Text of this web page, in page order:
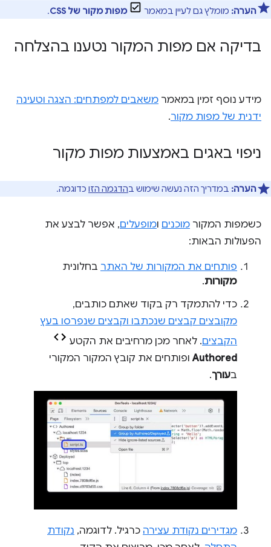
הערה: מומלץ גם לעיין במאמר מפות מקור של CSS .
בדיקה אם מפות המקור נטענו בהצלחה
מידע נוסף זמין במאמר משאבים למפתחים: הצגה וטעינה
ידנית של מפות מקור.
ניפוי באגים באמצעות מפות מקור
הערה: במדריך הזה נעשה שימוש בהדגמה הזו כדוגמה.
כשמפות המקור מוכנים ומופעלים, אפשר לבצע את
הפעולות הבאות:
פותחים את המקורות של האתר בחלונית
מקורות.
כדי להתמקד רק בקוד שאתם כותבים,
מקובצים קבצים שנכתבו וקבצים שנפרסו בעץ
הקבצים. לאחר מכן מרחיבים את הקטע
Authoredופותחים את קובץ המקור המקורי
בעורך.
מגדירים נקודת עצירה כרגיל. לדוגמה, נקודת